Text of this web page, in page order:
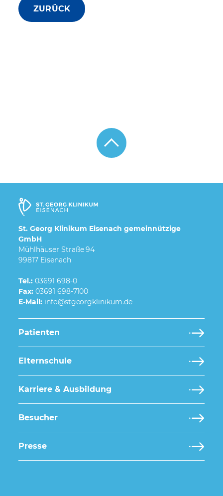
ZURÜCK
St. Georg Klinikum Eisenach gemeinnützige
GmbH
Mühlhäuser Straße 94
99817 Eisenach
Tel.: 03691 698-0
Fax: 03691 698-7100
E-Mail:
Patienten
Elternschule
Karriere & Ausbildung
Besucher
Presse